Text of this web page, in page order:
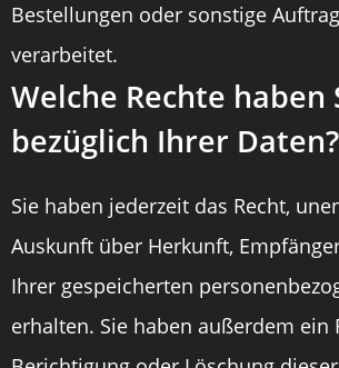
Bestellungen oder sonstige
verarbeitet.
Welche Rechte haben
bezüglich Ihrer Daten?
Sie haben jederzeit das Recht,
Auskunft über Herkunft,
Ihrer gespeicherten
erhalten. Sie haben außerdem ein